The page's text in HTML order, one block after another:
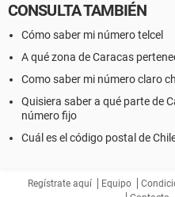
CONSULTA TAMBIÉN
Cómo saber mi número telcel
A qué zona de Caracas
Como saber mi número claro
Quisiera saber a qué parte de
número fijo
Cuál es el código postal de
Regístrate aquí Equipo